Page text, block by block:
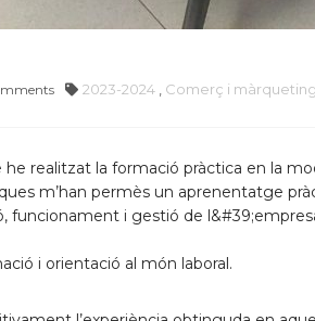
2023-2024 Comerç i màrqueting
he realitzat la formació pràctica en la
m’han permès un aprenentatge
funcionament i gestió de
i orientació al món laboral.